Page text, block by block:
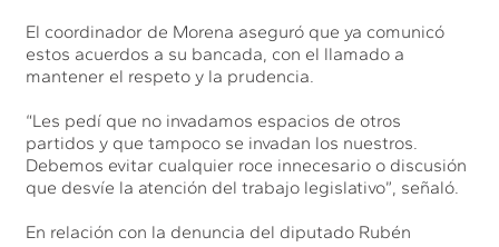
El coordinador de Morena aseguró que ya comunicó
estos acuerdos a su bancada, con el llamado a
mantener el respeto y la prudencia.
“Les pedí que no invadamos espacios de otros
partidos y que tampoco se invadan los nuestros.
Debemos evitar cualquier roce innecesario o discusión
que desvíe la atención del trabajo legislativo”, señaló.
En relación con la denuncia del diputado Rubén